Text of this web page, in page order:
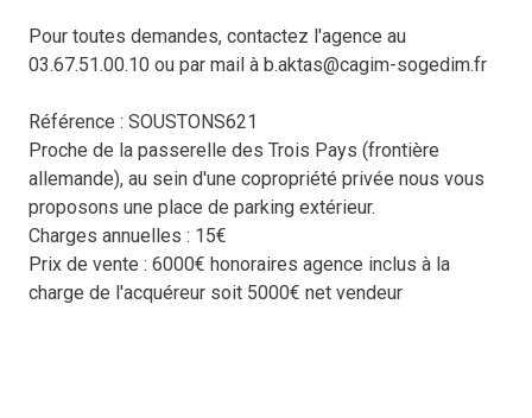
Pour toutes demandes, contactez l'agence au
03.67.51.00.10 ou par mail à b.aktas@cagim-sogedim.fr
Référence : SOUSTONS621
Proche de la passerelle des Trois Pays (frontière
allemande), au sein d'une copropriété privée nous vous
proposons une place de parking extérieur.
Charges annuelles : 15€
Prix de vente : 6000€ honoraires agence inclus à la
charge de l'acquéreur soit 5000€ net vendeur